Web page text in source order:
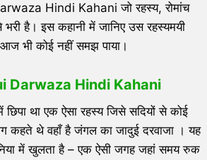
Hindi Kahani जो रहस्य, रोमांच
है। इस कहानी में जानिए उस रहस्यमयी
भी कोई नहीं समझ पाया।
Darwaza Hindi Kahani
था एक ऐसा रहस्य जिसे सदियों से कोई
कहते थे वहाँ है जंगल का जादुई दरवाजा । यह
में खुलता है – एक ऐसी जगह जहां समय रुक